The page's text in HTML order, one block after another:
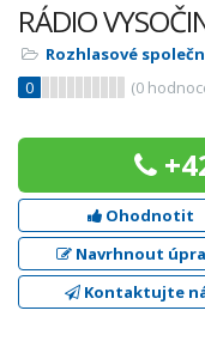
RÁDIO
Rozhlasové
0
(0
Ohodnotit
Navrhnout
Kontaktujte